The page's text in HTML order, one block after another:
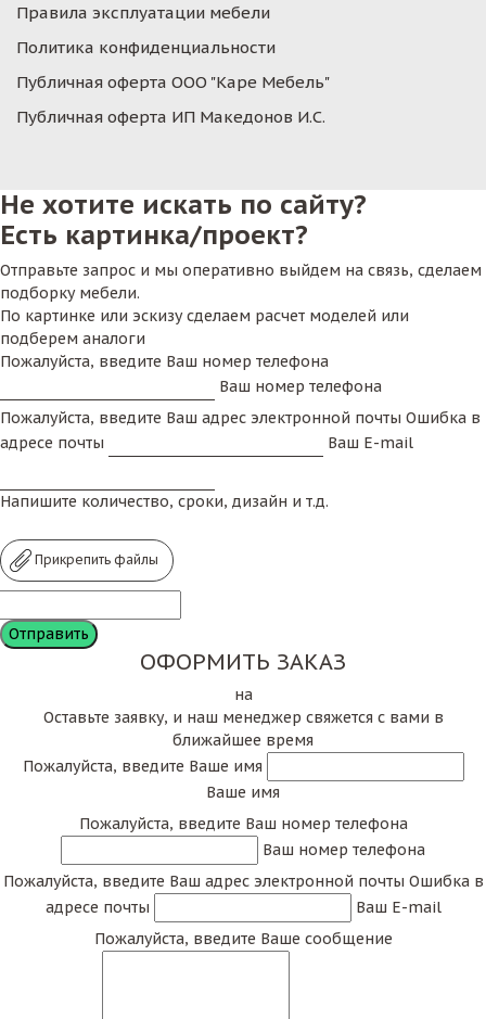
Правила эксплуатации мебели
Политика конфиденциальности
Публичная оферта ООО "Каре Мебель"
Публичная оферта ИП Македонов И.С.
Не хотите искать по сайту?
Есть картинка/проект?
Отправьте запрос и мы оперативно выйдем на связь, сделаем
подборку мебели.
По картинке или эскизу сделаем расчет моделей или
подберем аналоги
Пожалуйста, введите Ваш номер телефона
Ваш номер телефона
Пожалуйста, введите Ваш адрес электронной почты Ошибка в
адресе почты
Ваш E-mail
Напишите количество, сроки, дизайн и т.д.
Прикрепить файлы
ОФОРМИТЬ ЗАКАЗ
на
Оставьте заявку, и наш менеджер свяжется с вами в
ближайшее время
Пожалуйста, введите Ваше имя
Ваше имя
Пожалуйста, введите Ваш номер телефона
Ваш номер телефона
Пожалуйста, введите Ваш адрес электронной почты Ошибка в
адресе почты
Ваш E-mail
Пожалуйста, введите Ваше сообщение